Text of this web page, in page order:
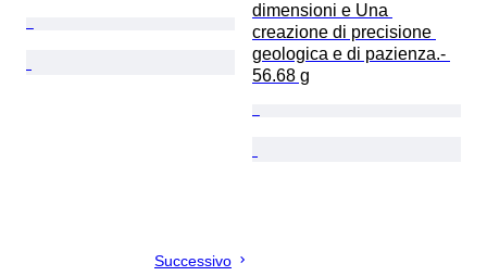
dimensioni e Una
creazione di precisione
geologica e di pazienza.-
56.68 g
Successivo